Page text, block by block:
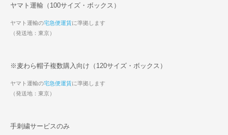
ヤマト運輸（100サイズ・ボックス）
ヤマト運輸の宅急便運賃に準拠します
（発送地：東京）
※麦わら帽子複数購入向け（120サイズ・ボックス）
ヤマト運輸の宅急便運賃に準拠します
（発送地：東京）
手刺繍サービスのみ